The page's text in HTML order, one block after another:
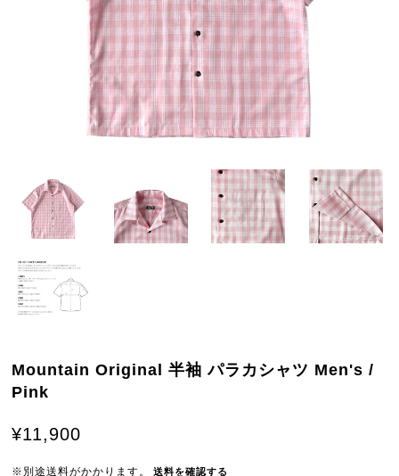
Mountain Original 半袖 パラカシャツ Men's /
Pink
¥11,900
※別途送料がかかります。 送料を確認する